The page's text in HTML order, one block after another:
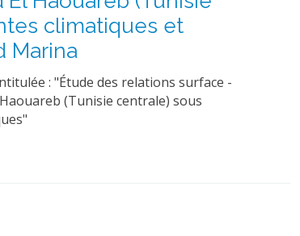
climatiques et
Marina
: "Étude des relations surface -
(Tunisie centrale) sous